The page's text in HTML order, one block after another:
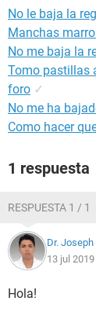
No le baja la
Manchas
No me baja la
Tomo pastillas
foro ✓
No me ha
Como hacer
1 respuesta
RESPUESTA 1 / 1
Dr. Joseph
13 jul
Hola!